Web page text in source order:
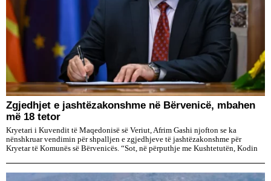
Zgjedhjet e jashtëzakonshme në Bërvenicë, mbahen
më 18 tetor
Kryetari i Kuvendit të Maqedonisë së Veriut, Afrim Gashi njofton se ka
nënshkruar vendimin për shpalljen e zgjedhjeve të jashtëzakonshme për
Kryetar të Komunës së Bërvenicës. “Sot, në përputhje me Kushtetutën, Kodin